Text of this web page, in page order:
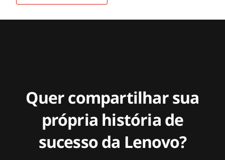
Quer compartilhar sua
própria história de
sucesso da Lenovo?